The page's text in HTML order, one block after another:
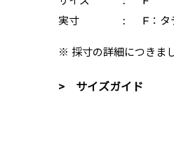
実寸
: F：タ
※ 採寸の詳細につきま
> サイズガイド